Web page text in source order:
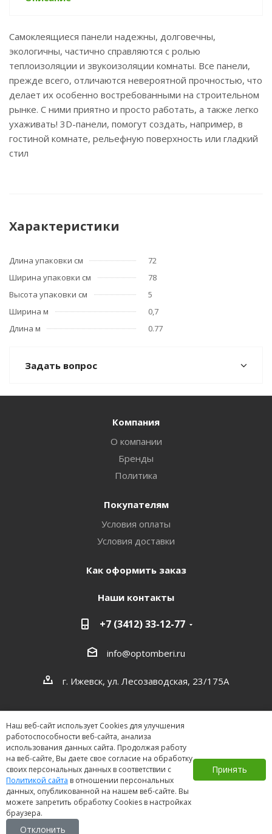
Самоклеящиеся панели надежны, долговечны,
экологичны, частично справляются с ролью
теплоизоляции и звукоизоляции комнаты. Все панели,
прежде всего, отличаются невероятной прочностью, что
делает их особенно востребованными на строительном
рынке. С ними приятно и просто работать, а также легко
ухаживать! 3D-панели, помогут создать, например, в
гостиной комнате, рельефную поверхность или гладкий
стил
Характеристики
Длина упаковки см
72
Ширина упаковки см
78
Высота упаковки см
5
Ширина м
0,7
Длина м
0.77
Задать вопрос
Наш веб-сайт использует Cookies для улучшения
работоспособности веб-сайта, анализа
использования данных сайта. Продолжая работу
на веб-сайте, Вы даете свое согласие на обработку
своих персональных данных в соответствии с
Политикой сайта в отношении персональных
данных, опубликованной на нашем веб-сайте. Вы
можете запретить обработку Cookies в настройках
браузера.
Принять
Отклонить
Компания
О компании
Бренды
Политика
Покупателям
Условия оплаты
Условия доставки
Как оформить заказ
Наши контакты
+7 (3412) 33-12-77
info@optomberi.ru
г. Ижевск, ул. Лесозаводская, 23/175А
2026 ©